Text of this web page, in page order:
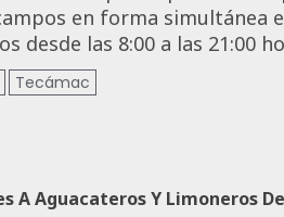
en forma simultánea
desde las 8:00 a las 21:00
Tecámac
A Aguacateros Y Limoneros